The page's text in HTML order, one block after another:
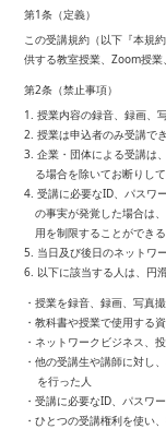
第1条（定義）
この受講規約（以下『本規
供する教室授業、Zoom授業
第2条（禁止事項）
1. 授業内容の録音、録画、
2. 授業は申込者のみ受講で
3. 企業・団体による受講は
る場合を除いてお断りして
4. 受講に必要なID、パスワ
の事実が発覚した場合は
用を制限することができる
5. 当日及び後日のネットワ
6. 以下に該当する人は、円
・授業を録音、録画、写真
・教科書や授業で使用する
・ネットワークビジネス、
・他の受講生や講師に対し
を行った人
・受講に必要なID、パスワ
・ひとつの受講権利を使い